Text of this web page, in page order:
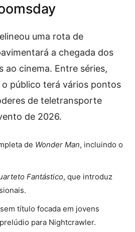
uma rota de
a chegada dos
ao cinema. Entre séries,
o público terá vários pontos
de teletransporte
de 2026.
de Wonder Man, incluindo o
Fantástico, que introduz
título focada em jovens
para Nightcrawler.